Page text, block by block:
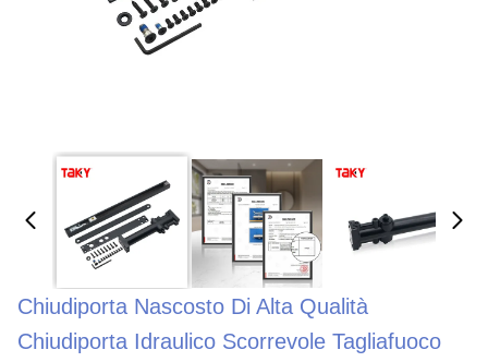
Chiudiporta Nascosto Di Alta Qualità
Chiudiporta Idraulico Scorrevole Tagliafuoco